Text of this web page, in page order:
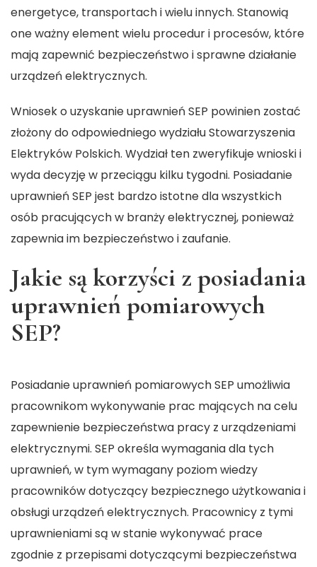
energetyce, transportach i wielu innych. Stanowią
one ważny element wielu procedur i procesów, które
mają zapewnić bezpieczeństwo i sprawne działanie
urządzeń elektrycznych.
Wniosek o uzyskanie uprawnień SEP powinien zostać
złożony do odpowiedniego wydziału Stowarzyszenia
Elektryków Polskich. Wydział ten zweryfikuje wnioski i
wyda decyzję w przeciągu kilku tygodni. Posiadanie
uprawnień SEP jest bardzo istotne dla wszystkich
osób pracujących w branży elektrycznej, ponieważ
zapewnia im bezpieczeństwo i zaufanie.
Jakie są korzyści z posiadania
uprawnień pomiarowych
SEP?
Posiadanie uprawnień pomiarowych SEP umożliwia
pracownikom wykonywanie prac mających na celu
zapewnienie bezpieczeństwa pracy z urządzeniami
elektrycznymi. SEP określa wymagania dla tych
uprawnień, w tym wymagany poziom wiedzy
pracowników dotyczący bezpiecznego użytkowania i
obsługi urządzeń elektrycznych. Pracownicy z tymi
uprawnieniami są w stanie wykonywać prace
zgodnie z przepisami dotyczącymi bezpieczeństwa